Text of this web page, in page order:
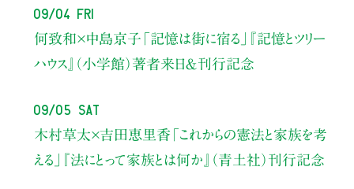
09/04 Fri
何致和×中島京子 「記憶は街に宿る」
『記憶とツリー
ハウス』（小学館）著者来日＆刊行記念
09/05 Sat
木村草太×吉田恵里香 「これからの憲法と家族を考
える」
『法にとって家族とは何か』（青土社）刊行記念